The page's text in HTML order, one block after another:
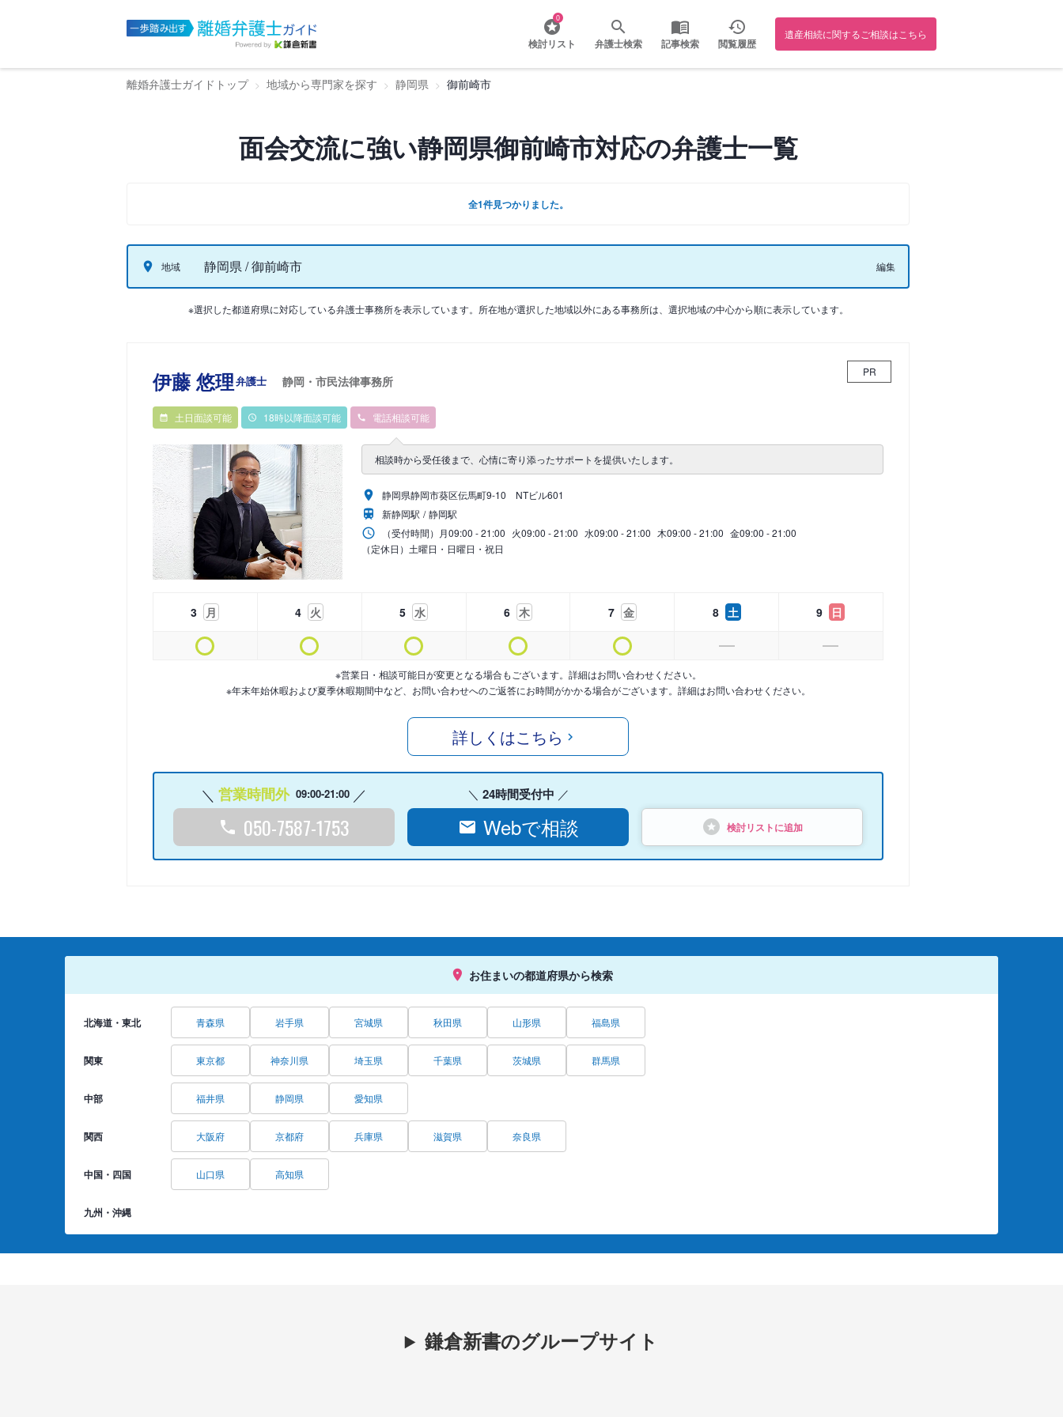
0
検討リスト 弁護士検索 記事検索 閲覧履歴
遺産相続に関するご相談はこちら
離婚弁護士ガイドトップ 地域から専門家を探す 静岡県 御前崎市
面会交流に強い静岡県御前崎市対応の弁護士一覧
全1件見つかりました。
地域 静岡県 / 御前崎市 編集
※選択した都道府県に対応している弁護士事務所を表示しています。所在地が選択した地域以外にある事務所は、選択地域の中心から順に表示しています。
伊藤 悠理弁護士 静岡・市民法律事務所
PR
土日面談可能 18時以降面談可能 電話相談可能
相談時から受任後まで、心情に寄り添ったサポートを提供いたします。
静岡県静岡市葵区伝馬町9‐10 NTビル601
新静岡駅
静岡駅
（受付時間） 月09:00 - 21:00 火09:00 - 21:00 水09:00 - 21:00 木09:00 - 21:00 金09:00 - 21:00
（定休日）土曜日・日曜日・祝日
3 月 4 火 5 水 6 木 7 金 8 土 9 日
※営業日・相談可能日が変更となる場合もございます。詳細はお問い合わせください。
※年末年始休暇および夏季休暇期間中など、お問い合わせへのご返答にお時間がかかる場合がございます。詳細はお問い合わせください。
詳しくはこちら
営業時間外 09:00-21:00
050-7587-1753
24時間受付中
Webで相談 検討リストに追加
お住まいの都道府県から検索
北海道・東北 青森県 岩手県 宮城県 秋田県 山形県 福島県
関東 東京都 神奈川県 埼玉県 千葉県 茨城県 群馬県
中部 福井県 静岡県 愛知県
関西 大阪府 京都府 兵庫県 滋賀県 奈良県
中国・四国 山口県 高知県
九州・沖縄
鎌倉新書のグループサイト